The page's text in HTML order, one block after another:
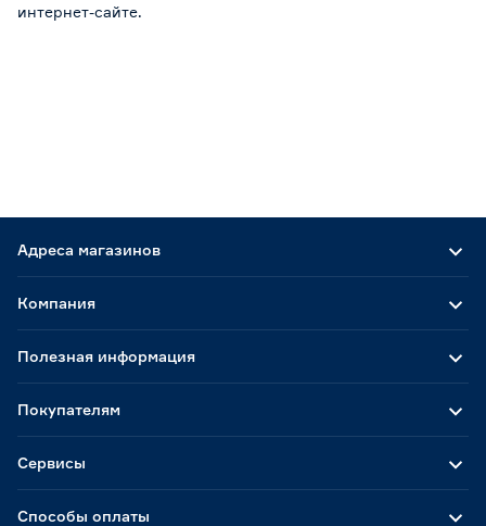
интернет-сайте.
Адреса магазинов
Способы оплаты
Компания
Полезная информация
Покупателям
Сервисы